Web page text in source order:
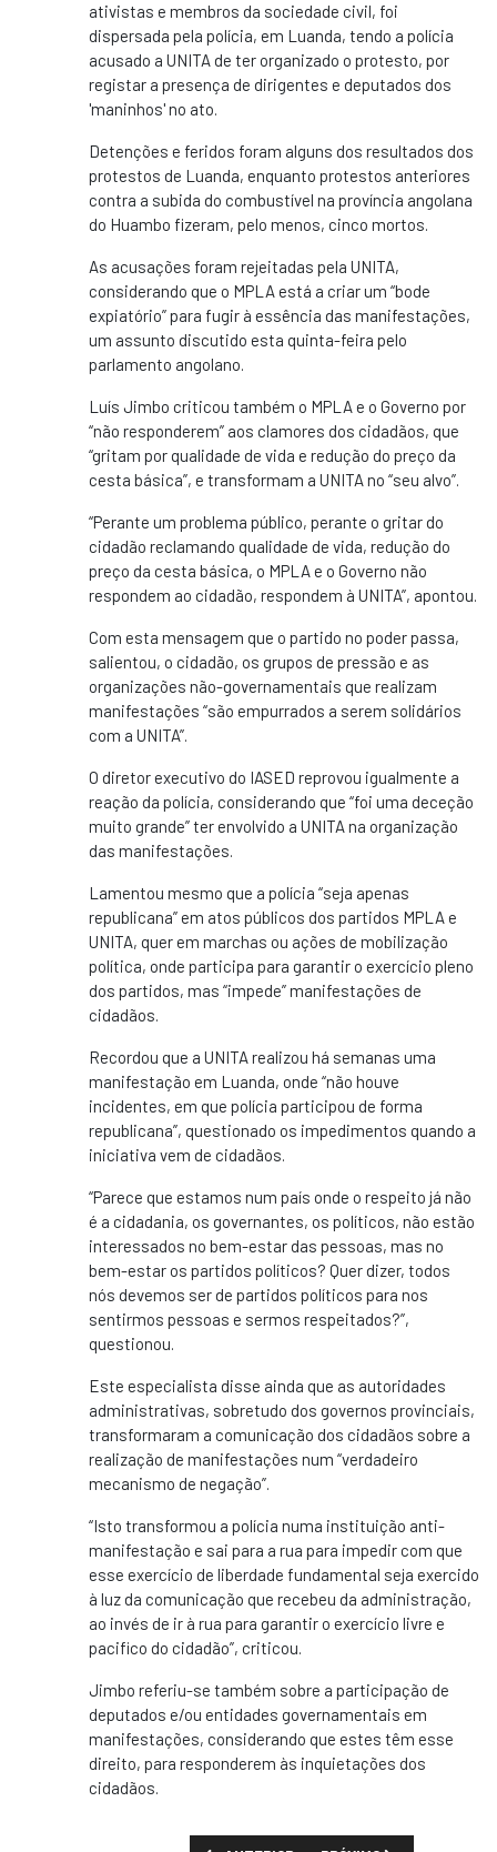
ativistas e membros da sociedade civil, foi
dispersada pela polícia, em Luanda, tendo a polícia
acusado a UNITA de ter organizado o protesto, por
registar a presença de dirigentes e deputados dos
'maninhos' no ato.
Detenções e feridos foram alguns dos resultados dos
protestos de Luanda, enquanto protestos anteriores
contra a subida do combustível na província angolana
do Huambo fizeram, pelo menos, cinco mortos.
As acusações foram rejeitadas pela UNITA,
considerando que o MPLA está a criar um “bode
expiatório” para fugir à essência das manifestações,
um assunto discutido esta quinta-feira pelo
parlamento angolano.
Luís Jimbo criticou também o MPLA e o Governo por
“não responderem” aos clamores dos cidadãos, que
“gritam por qualidade de vida e redução do preço da
cesta básica”, e transformam a UNITA no “seu alvo”.
“Perante um problema público, perante o gritar do
cidadão reclamando qualidade de vida, redução do
preço da cesta básica, o MPLA e o Governo não
respondem ao cidadão, respondem à UNITA”, apontou.
Com esta mensagem que o partido no poder passa,
salientou, o cidadão, os grupos de pressão e as
organizações não-governamentais que realizam
manifestações “são empurrados a serem solidários
com a UNITA”.
O diretor executivo do IASED reprovou igualmente a
reação da polícia, considerando que “foi uma deceção
muito grande” ter envolvido a UNITA na organização
das manifestações.
Lamentou mesmo que a polícia “seja apenas
republicana” em atos públicos dos partidos MPLA e
UNITA, quer em marchas ou ações de mobilização
política, onde participa para garantir o exercício pleno
dos partidos, mas “impede” manifestações de
cidadãos.
Recordou que a UNITA realizou há semanas uma
manifestação em Luanda, onde “não houve
incidentes, em que polícia participou de forma
republicana”, questionado os impedimentos quando a
iniciativa vem de cidadãos.
“Parece que estamos num país onde o respeito já não
é a cidadania, os governantes, os políticos, não estão
interessados no bem-estar das pessoas, mas no
bem-estar os partidos políticos? Quer dizer, todos
nós devemos ser de partidos políticos para nos
sentirmos pessoas e sermos respeitados?”,
questionou.
Este especialista disse ainda que as autoridades
administrativas, sobretudo dos governos provinciais,
transformaram a comunicação dos cidadãos sobre a
realização de manifestações num “verdadeiro
mecanismo de negação”.
“Isto transformou a polícia numa instituição anti-
manifestação e sai para a rua para impedir com que
esse exercício de liberdade fundamental seja exercido
à luz da comunicação que recebeu da administração,
ao invés de ir à rua para garantir o exercício livre e
pacifico do cidadão”, criticou.
Jimbo referiu-se também sobre a participação de
deputados e/ou entidades governamentais em
manifestações, considerando que estes têm esse
direito, para responderem às inquietações dos
cidadãos.